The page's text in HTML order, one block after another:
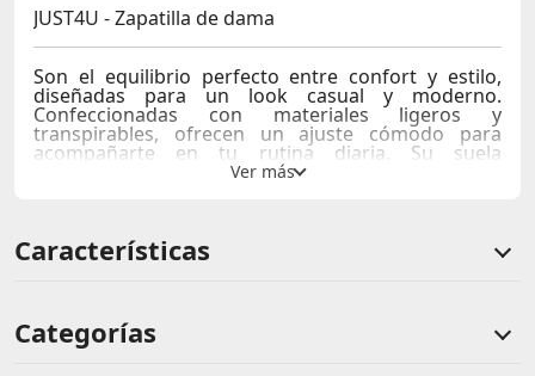
JUST4U - Zapatilla de dama
Son el equilibrio perfecto entre confort y estilo,
diseñadas para un look casual y moderno.
Confeccionadas con materiales ligeros y
transpirables, ofrecen un ajuste cómodo para
acompañarte en tu rutina diaria. Su suela
resistente y antideslizante proporciona seguridad y
Características
Categorías